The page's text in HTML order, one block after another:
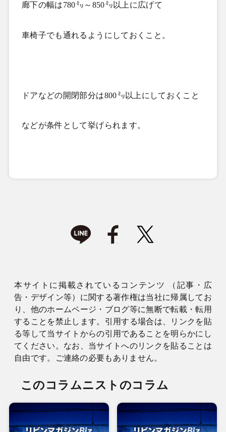
廊下の幅は780㍉～ 850㍉以上に広げて
車椅子でも通れるようにしておくこと。
ドアなどの開閉部分は800㍉以上にしておくこと
などが条件として挙げられます。
本サイトに掲載されているコンテンツ （記事・広
告・デザイン等）に関する著作権は当社に帰属してお
り、他のホームページ・ブログ等に無断で転載・転用
することを禁止します。引用する場合は、リンクを貼
る等して当サイトからの引用であることを明らかにし
てください。なお、当サイトへのリンクを貼ることは
自由です。ご連絡の必要もありません。
このコラムニストのコラム